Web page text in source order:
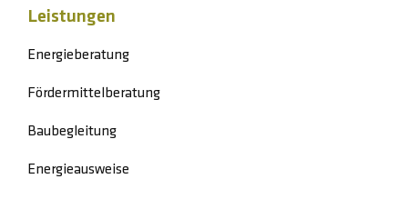
Leistungen
Energieberatung
Fördermittelberatung
Baubegleitung
Energieausweise